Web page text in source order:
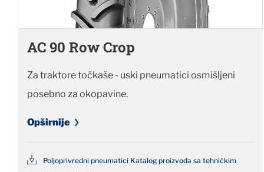
AC 90 Row Crop
Za traktore točkaše - uski pneumatici osmišljeni
posebno za okopavine.
Opširnije
Poljoprivredni pneumatici Katalog proizvoda sa tehničkim